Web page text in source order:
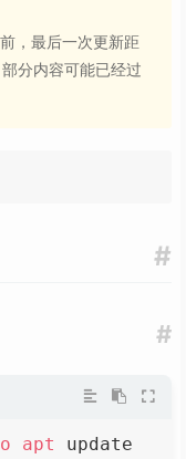
前，最后一次更新距
分内容可能已经过
#
#
apt
update